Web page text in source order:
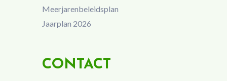
Meerjarenbeleidsplan
Jaarplan 2026
CONTACT